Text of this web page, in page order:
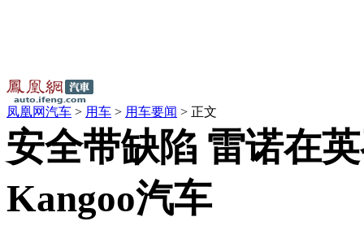
凤凰网汽车 > 用车 > 用车要闻 > 正文
安全带缺陷 雷诺在
Kangoo汽车